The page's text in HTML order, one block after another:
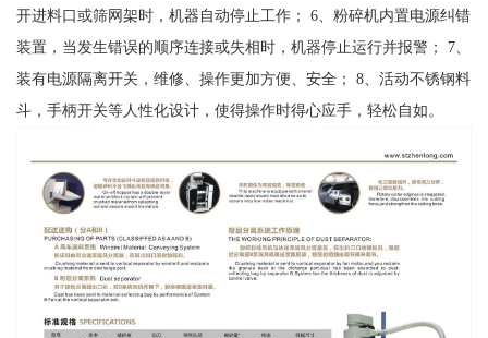
开进料口或筛网架时，机器自动停止工作； 6、粉碎机内置电源纠错
装置，当发生错误的顺序连接或失相时，机器停止运行并报警； 7、
装有电源隔离开关，维修、操作更加方便、安全； 8、活动不锈钢料
斗，手柄开关等人性化设计，使得操作时得心应手，轻松自如。